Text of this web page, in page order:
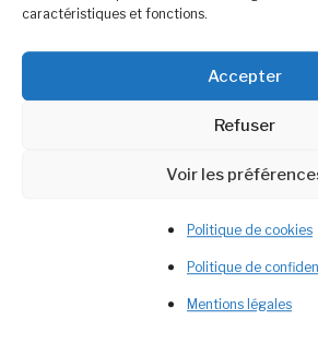
caractéristiques et fonctions.
Accepter
Refuser
Voir les
Politique de cookies
Politique de
Mentions légales
Catégories
Alimentation et Nutrition
,vitamine C
Diététicienne